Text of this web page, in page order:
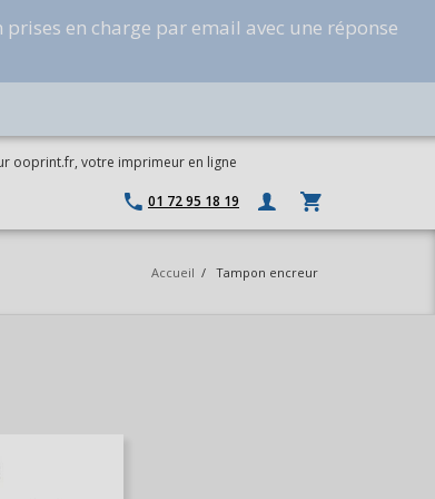
en charge par email avec une réponse
ooprint.fr, votre imprimeur en ligne
01 72 95 18 19
Accueil / Tampon encreur